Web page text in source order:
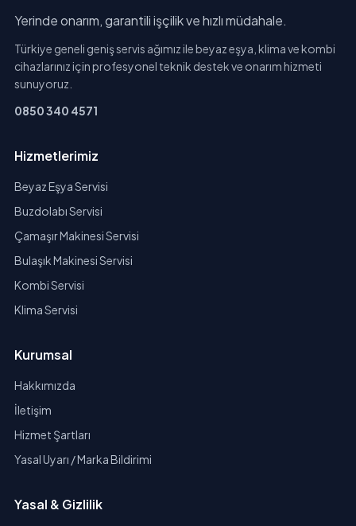
Yerinde onarım, garantili işçilik ve hızlı müdahale.
Türkiye geneli geniş servis ağımız ile beyaz eşya, klima ve kombi
cihazlarınız için profesyonel teknik destek ve onarım hizmeti
sunuyoruz.
0850 340 4571
Hizmetlerimiz
Beyaz Eşya Servisi
Buzdolabı Servisi
Çamaşır Makinesi Servisi
Bulaşık Makinesi Servisi
Kombi Servisi
Klima Servisi
Kurumsal
Hakkımızda
İletişim
Hizmet Şartları
Yasal Uyarı / Marka Bildirimi
Yasal & Gizlilik